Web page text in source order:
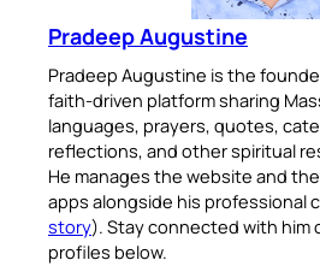
Pradeep Augustine
Pradeep Augustine is the
faith-driven platform sharing
languages, prayers, quotes,
reflections, and other spiritual
He manages the website and
apps alongside his professional
story). Stay connected with him
profiles below.